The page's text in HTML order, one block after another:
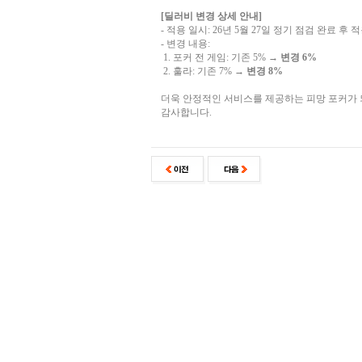
[딜러비 변경 상세 안내]
- 적용 일시: 26년 5월 27일 정기 점검 완료 후 적
- 변경 내용:
1. 포커 전 게임: 기존 5% → 변경 6%
2. 훌라: 기존 7% → 변경 8%
더욱 안정적인 서비스를 제공하는 피망 포커가
감사합니다.